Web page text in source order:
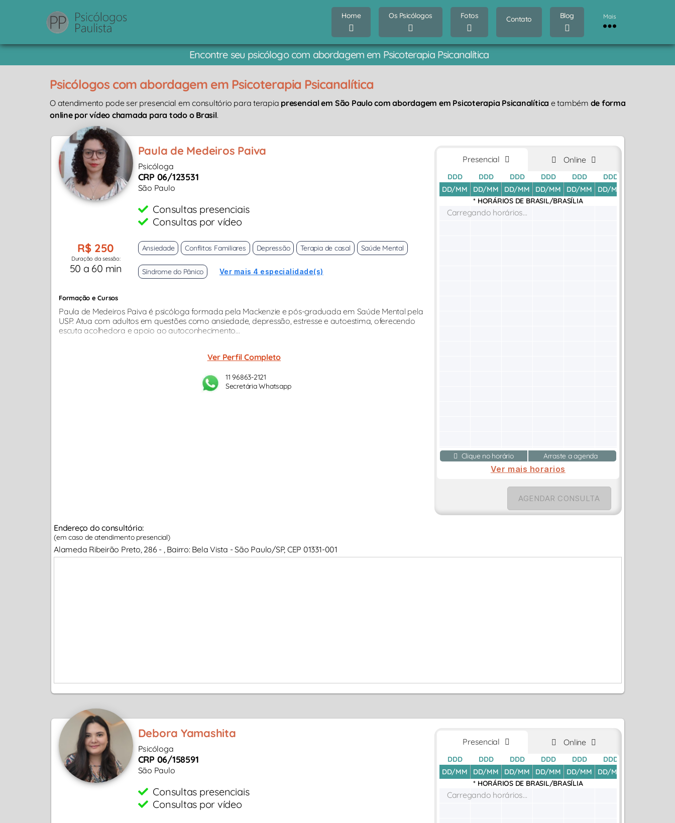
Home Os Psicólogos Fotos Contato Blog Mais
Encontre seu psicólogo com abordagem em Psicoterapia Psicanalítica
Psicólogos com abordagem em Psicoterapia Psicanalítica
O atendimento pode ser presencial em consultório para terapia presencial em São Paulo com abordagem em Psicoterapia Psicanalítica e também de forma
online por vídeo chamada para todo o Brasil.
Paula de Medeiros Paiva
Psicóloga
CRP 06/123531
São Paulo
Consultas presenciais
Consultas por vídeo
R$ 250
Duração da sessão:
50 a 60 min
Ansiedade Conflitos Familiares Depressão Terapia de casal Saúde Mental
Síndrome do Pânico Ver mais 4 especialidade(s)
Formação e Cursos
Paula de Medeiros Paiva é psicóloga formada pela Mackenzie e pós-graduada em Saúde Mental pela
USP. Atua com adultos em questões como ansiedade, depressão, estresse e autoestima, oferecendo
escuta acolhedora e apoio ao autoconhecimento...
Ver Perfil Completo
11 96863-2121
Secretária Whatsapp
Presencial Online
DDD
DD/MM
DDD
DD/MM
DDD
DD/MM
DDD
DD/MM
DDD
DD/MM
DDD
DD/MM
* HORÁRIOS DE BRASIL/BRASÍLIA
Carregando horários...
Clique no horário Arraste a agenda
Ver mais horarios
AGENDAR CONSULTA
Endereço do consultório:
(em caso de atendimento presencial)
Alameda Ribeirão Preto, 286 - , Bairro: Bela Vista - São Paulo/SP, CEP 01331-001
Debora Yamashita
Psicóloga
CRP 06/158591
São Paulo
Consultas presenciais
Consultas por vídeo
Presencial Online
DDD
DD/MM
DDD
DD/MM
DDD
DD/MM
DDD
DD/MM
DDD
DD/MM
DDD
DD/MM
* HORÁRIOS DE BRASIL/BRASÍLIA
Carregando horários...